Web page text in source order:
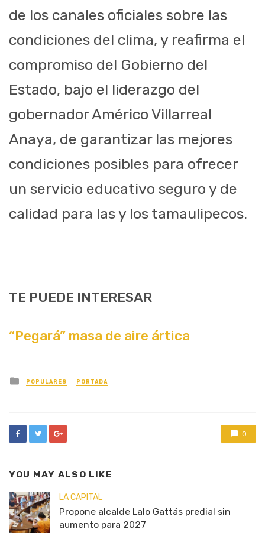
de los canales oficiales sobre las
condiciones del clima, y reafirma el
compromiso del Gobierno del
Estado, bajo el liderazgo del
gobernador Américo Villarreal
Anaya, de garantizar las mejores
condiciones posibles para ofrecer
un servicio educativo seguro y de
calidad para las y los tamaulipecos.
TE PUEDE INTERESAR
“Pegará” masa de aire ártica
Posted
in
POPULARES PORTADA
0
YOU MAY ALSO LIKE
LA CAPITAL
Propone alcalde Lalo Gattás predial sin
aumento para 2027